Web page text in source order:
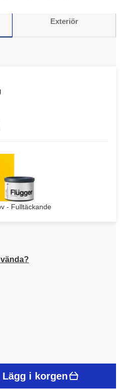
Exteriör
- Fulltäckande
Lägg i korgen